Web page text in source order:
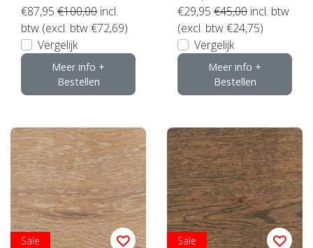
€87,95 €100,00 incl.
btw (excl. btw €72,69)
Vergelijk
Meer info +
Bestellen
€29,95 €45,00 incl. btw
(excl. btw €24,75)
Vergelijk
Meer info +
Bestellen
Sale Sale